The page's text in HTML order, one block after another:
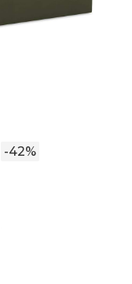
-42%